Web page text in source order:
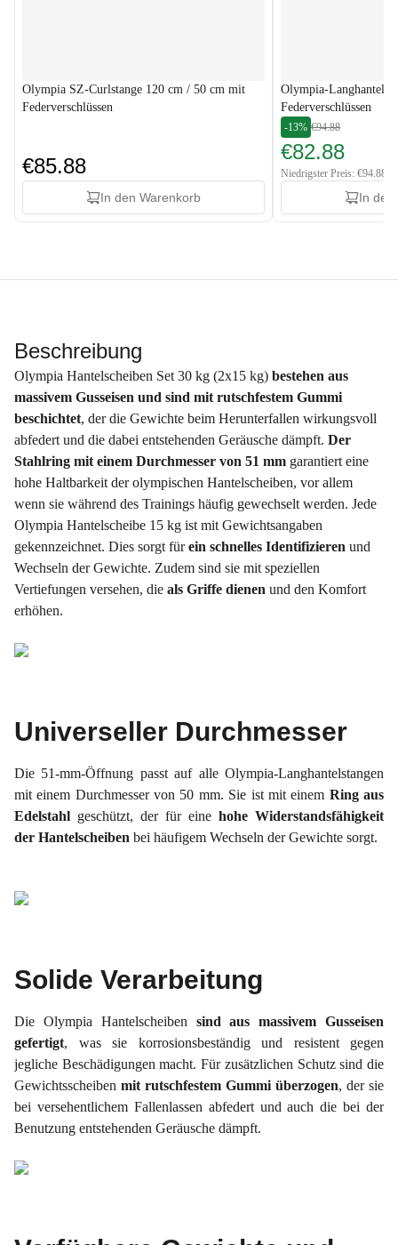
Olympia SZ-Curlstange 120 cm / 50 cm mit
Federverschlüssen
€85.88
In den Warenkorb
Olympia-
Federverschlüssen
-13% €94.88
€82.88
Niedrigster Preis: €94.88
In den
Beschreibung
Olympia Hantelscheiben Set 30 kg (2x15 kg) bestehen aus
massivem Gusseisen und sind mit rutschfestem Gummi
beschichtet, der die Gewichte beim Herunterfallen wirkungsvoll
abfedert und die dabei entstehenden Geräusche dämpft. Der
Stahlring mit einem Durchmesser von 51 mm garantiert eine
hohe Haltbarkeit der olympischen Hantelscheiben, vor allem
wenn sie während des Trainings häufig gewechselt werden. Jede
Olympia Hantelscheibe 15 kg ist mit Gewichtsangaben
gekennzeichnet. Dies sorgt fürein schnelles Identifizieren und
Wechseln der Gewichte. Zudem sind sie mit speziellen
Vertiefungen versehen, die als Griffe dienen und den Komfort
erhöhen.
Universeller Durchmesser
Die 51-mm-Öffnung passt auf alle Olympia-Langhantelstangen
mit einem Durchmesser von 50 mm. Sie ist mit einem Ring aus
Edelstahl geschützt, der für eine hohe Widerstandsfähigkeit
der Hantelscheiben bei häufigem Wechseln der Gewichte sorgt.
Solide Verarbeitung
Die Olympia Hantelscheiben sind aus massivem Gusseisen
gefertigt, was sie korrosionsbeständig und resistent gegen
jegliche Beschädigungen macht. Für zusätzlichen Schutz sind die
Gewichtsscheiben mit rutschfestem Gummi überzogen, der sie
bei versehentlichem Fallenlassen abfedert und auch die bei der
Benutzung entstehenden Geräusche dämpft.